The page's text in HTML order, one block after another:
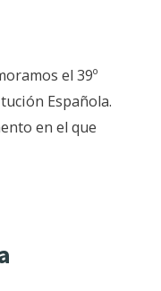
el 39º
Española.
en el que